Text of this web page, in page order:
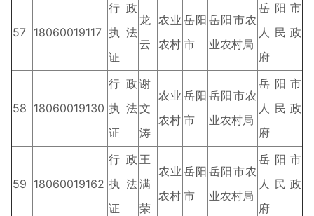
57 18060019117
行政
执法
证
龙
云
农业
农村
岳阳
市
岳阳市农
业农村局
岳阳市
人民政
府
58 18060019130
行政
执法
证
谢
文
涛
农业
农村
岳阳
市
岳阳市农
业农村局
岳阳市
人民政
府
59 18060019162
行政
执法
证
王
满
荣
农业
农村
岳阳
市
岳阳市农
业农村局
岳阳市
人民政
府